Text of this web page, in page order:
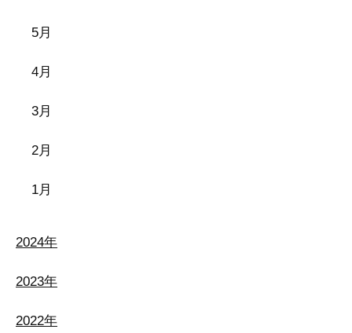
5月
4月
3月
2月
1月
2024年
2023年
2022年